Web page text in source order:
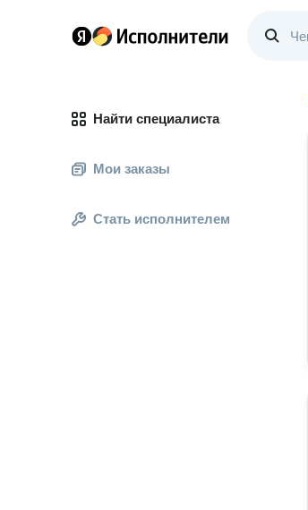
Найти специалиста
Мои заказы
Стать исполнителем